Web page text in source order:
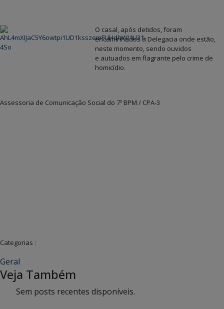
O casal, após detidos, foram
encaminhados à Delegacia onde estão,
neste momento, sendo ouvidos
e autuados em flagrante pelo crime de
homicídio.
Assessoria de Comunicação Social do 7º BPM / CPA-3
Categorias :
Geral
Veja Também
Sem posts recentes disponíveis.